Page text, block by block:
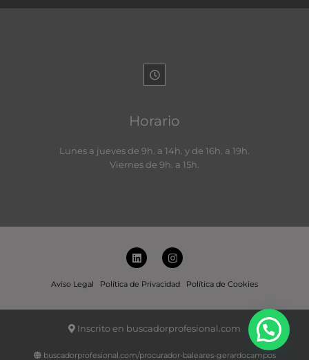
Horario
Lunes a jueves de 9h. a 14h. y de 16h. a 19h.
Viernes de 9h. a 15h.
L
i
k
n
I
n
t
a
m
Aviso Legal Política de Privacidad Política de Cookies
Inscrito en buscadorprofesional.com
buscadorprofesional.com/procurador-baleares-gerardocampos